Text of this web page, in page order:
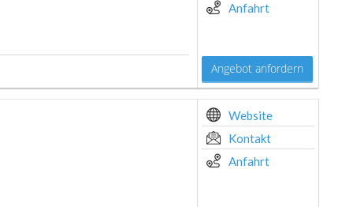
Anfahrt
Angebot anfordern
Website
Kontakt
Anfahrt